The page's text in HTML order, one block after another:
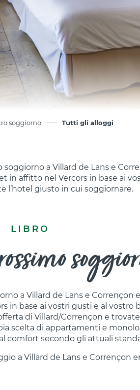
soggiorno Tutti gli alloggi
a Villard de Lans e
in affitto nel Vercors in base ai
l’hotel giusto in cui soggiornare.
LIBRO
a Villard de Lans e Corrençon
base ai vostri gusti e al vostro
di Villard/Corrençon e
scelta di appartamenti e
comfort secondo gli attuali
a Villard de Lans e Corrençon